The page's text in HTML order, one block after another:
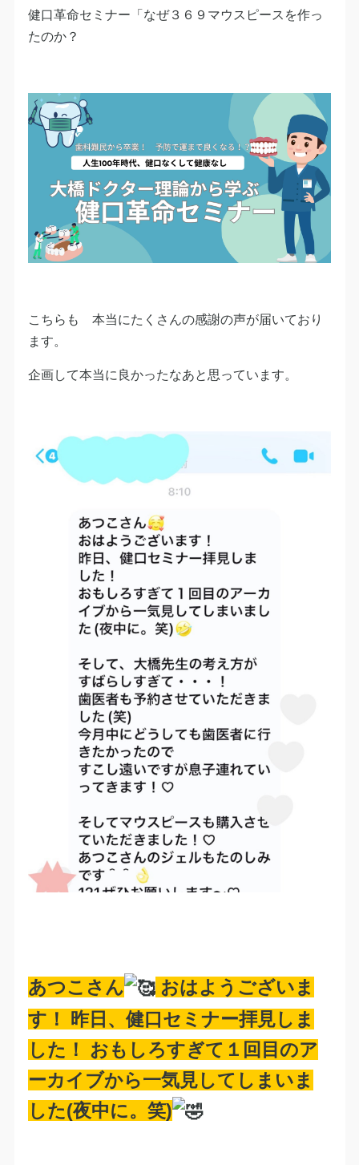
健口革命セミナー「なぜ３６９マウスピースを作っ
たのか？
こちらも 本当にたくさんの感謝の声が届いており
ます。
企画して本当に良かったなあと思っています。
あつこさん
おはようございま
す！ 昨日、健口セミナー拝見しま
した！ おもしろすぎて１回目のア
ーカイブから一気見してしまいま
した(夜中に。笑)